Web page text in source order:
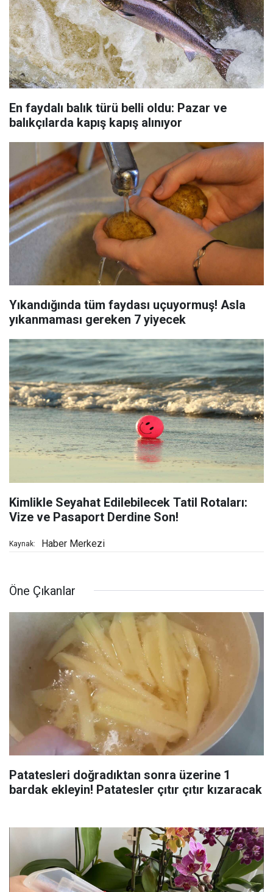
En faydalı balık türü belli oldu: Pazar ve
balıkçılarda kapış kapış alınıyor
Yıkandığında tüm faydası uçuyormuş! Asla
yıkanmaması gereken 7 yiyecek
Kimlikle Seyahat Edilebilecek Tatil Rotaları:
Vize ve Pasaport Derdine Son!
Kaynak: Haber Merkezi
Öne Çıkanlar
Patatesleri doğradıktan sonra üzerine 1
bardak ekleyin! Patatesler çıtır çıtır kızaracak